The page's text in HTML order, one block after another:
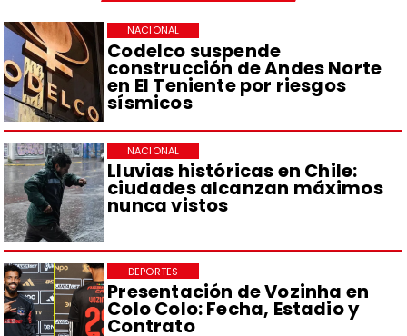
Codelco suspende
construcción de Andes Norte
en El Teniente por riesgos
sísmicos
NACIONAL
Lluvias históricas en Chile:
ciudades alcanzan máximos
nunca vistos
NACIONAL
Presentación de Vozinha en
Colo Colo: Fecha, Estadio y
Contrato
DEPORTES